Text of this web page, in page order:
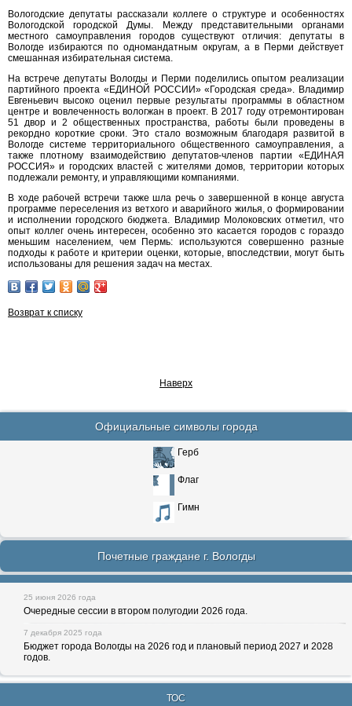
Вологодские депутаты рассказали коллеге о структуре и особенностях
Вологодской городской Думы. Между представительными органами
местного самоуправления городов существуют отличия: депутаты в
Вологде избираются по одномандатным округам, а в Перми действует
смешанная избирательная система.
На встрече депутаты Вологды и Перми поделились опытом реализации
партийного проекта «ЕДИНОЙ РОССИИ» «Городская среда». Владимир
Евгеньевич высоко оценил первые результаты программы в областном
центре и вовлеченность вологжан в проект. В 2017 году отремонтирован
51 двор и 2 общественных пространства, работы были проведены в
рекордно короткие сроки. Это стало возможным благодаря развитой в
Вологде системе территориального общественного самоуправления, а
также плотному взаимодействию депутатов-членов партии «ЕДИНАЯ
РОССИЯ» и городских властей с жителями домов, территории которых
подлежали ремонту, и управляющими компаниями.
В ходе рабочей встречи также шла речь о завершенной в конце августа
программе переселения из ветхого и аварийного жилья, о формировании
и исполнении городского бюджета. Владимир Молоковских отметил, что
опыт коллег очень интересен, особенно это касается городов с гораздо
меньшим населением, чем Пермь: используются совершенно разные
подходы к работе и критерии оценки, которые, впоследствии, могут быть
использованы для решения задач на местах.
Возврат к списку
Наверх
Официальные символы города
Герб
Флаг
Гимн
Почетные граждане г. Вологды
25 июня 2026 года
Очередные сессии в втором полугодии 2026 года.
7 декабря 2025 года
Бюджет города Вологды на 2026 год и плановый период 2027 и 2028
годов.
ТОС